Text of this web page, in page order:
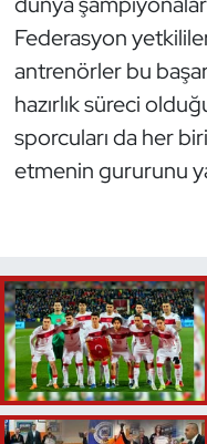
Federasyon
antrenörler bu
hazırlık süreci
sporcuları da her
etmenin gururunu
Triatlon
Voleybol
Vücut
Yelken
Yüzme